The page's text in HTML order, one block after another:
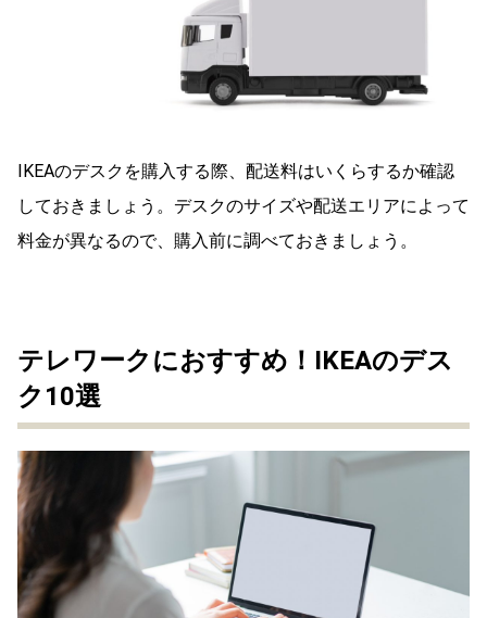
IKEAのデスクを購入する際、配送料はいくらするか確認
しておきましょう。デスクのサイズや配送エリアによって
料金が異なるので、購入前に調べておきましょう。
テレワークにおすすめ！IKEAのデス
ク10選